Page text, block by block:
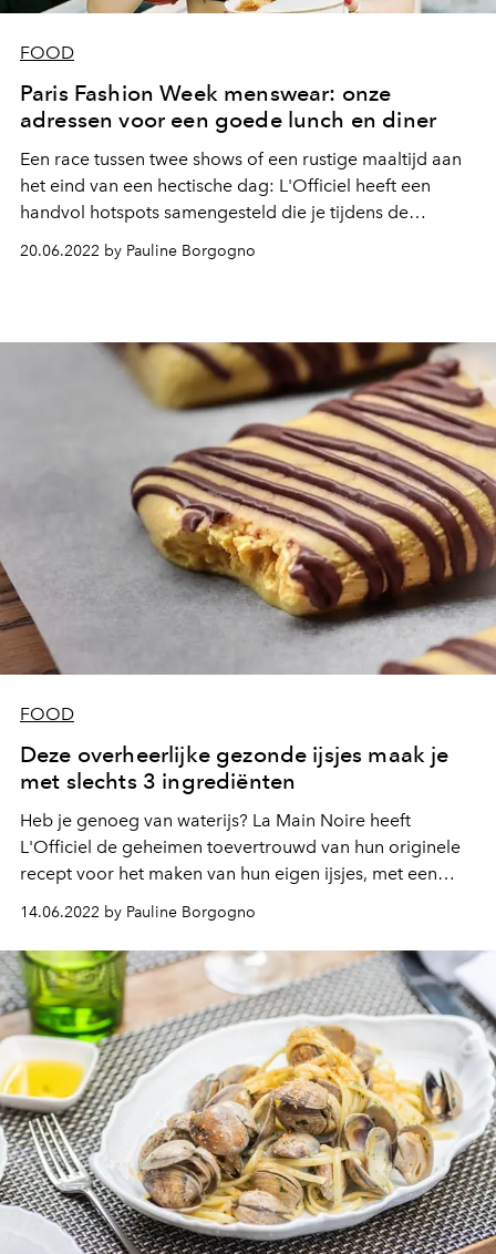
FOOD
Paris Fashion Week menswear: onze
adressen voor een goede lunch en diner
Een race tussen twee shows of een rustige maaltijd aan
het eind van een hectische dag: L'Officiel heeft een
handvol hotspots samengesteld die je tijdens de
26 juni kunt proberen.
20.06.2022 by Pauline Borgogno
FOOD
Deze overheerlijke gezonde ijsjes maak je
met slechts 3 ingrediënten
Heb je genoeg van waterijs? La Main Noire heeft
L'Officiel de geheimen toevertrouwd van hun originele
recept voor het maken van hun eigen ijsjes, met een
14.06.2022 by Pauline Borgogno